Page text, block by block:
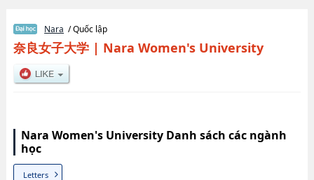
Nara / Quốc lập
奈良女子大学| Nara Women's University
Nara Women's University Danh sách các ngành
học
Letters